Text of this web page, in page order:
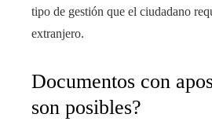
tipo de gestión que el ciudadano
extranjero.
Documentos con
son posibles?